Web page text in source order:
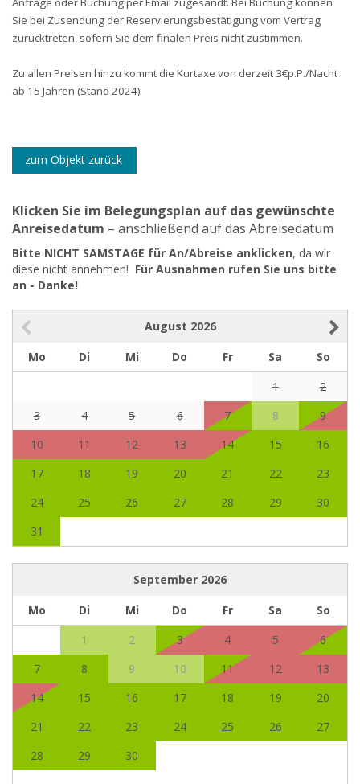
Sie bei Zusendung der Reservierungsbestätigung vom Vertrag
zurücktreten, sofern Sie dem finalen Preis nicht zustimmen.
Zu allen Preisen hinzu kommt die Kurtaxe von derzeit 3€p.P./Nacht
ab 15 Jahren (Stand 2024)
zum Objekt zurück
Klicken Sie im Belegungsplan auf das gewünschte
Anreisedatum – anschließend auf das Abreisedatum
Bitte NICHT SAMSTAGE für An/Abreise anklicken, da wir
diese nicht annehmen! Für Ausnahmen rufen Sie uns bitte
an - Danke!
August 2026
Mo
Di Mi Do Fr Sa
So
1
2
3
4 5 6 7 8
9
10
11 12 13 14 15
16
17
18 19 20 21 22
23
24
25 26 27 28 29
30
31
September 2026
Mo
Di Mi Do Fr Sa
So
1
2 3 4 5
6
7
8 9 10 11 12
13
14
15 16 17 18 19
20
21
22 23 24 25 26
27
28
29 30